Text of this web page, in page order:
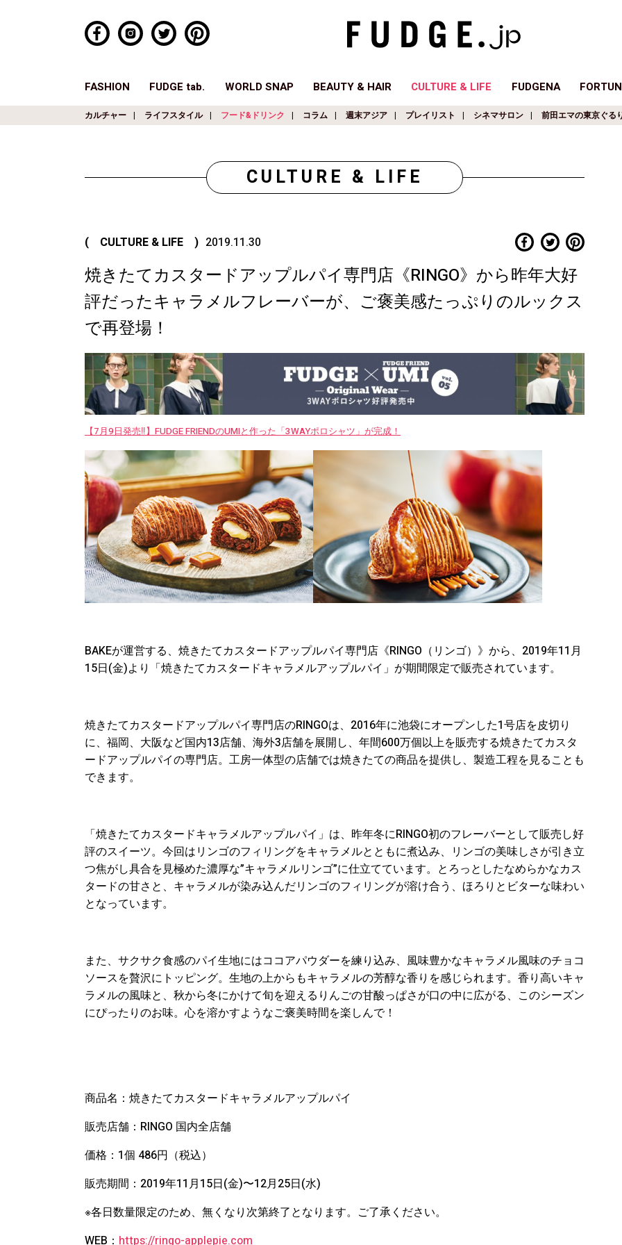
FASHION FUDGE tab. WORLD SNAP BEAUTY & HAIR CULTURE & LIFE FUDGENA
カルチャー ライフスタイル フード&ドリンク コラム 週末アジア プレイリスト シネマサロン 前田エマの東京ぐる
CULTURE & LIFE
( CULTURE & LIFE ) 2019.11.30
焼きたてカスタードアップルパイ専門店《RINGO》から昨年大好
評だったキャラメルフレーバーが、ご褒美感たっぷりのルックス
で再登場！
【7月9日発売‼︎】FUDGE FRIENDのUMIと作った「3WAYポロシャツ」が完成！
BAKEが運営する、焼きたてカスタードアップルパイ専門店《RINGO（リンゴ）》から、2019年11月
15日(金)より「焼きたてカスタードキャラメルアップルパイ」が期間限定で販売されています。
焼きたてカスタードアップルパイ専門店のRINGOは、2016年に池袋にオープンした1号店を皮切り
に、福岡、大阪など国内13店舗、海外3店舗を展開し、年間600万個以上を販売する焼きたてカスタ
ードアップルパイの専門店。工房一体型の店舗では焼きたての商品を提供し、製造工程を見ることも
できます。
「焼きたてカスタードキャラメルアップルパイ」は、昨年冬にRINGO初のフレーバーとして販売し好
評のスイーツ。今回はリンゴのフィリングをキャラメルとともに煮込み、リンゴの美味しさが引き立
つ焦がし具合を見極めた濃厚な”キャラメルリンゴ”に仕立てています。とろっとしたなめらかなカス
タードの甘さと、キャラメルが染み込んだリンゴのフィリングが溶け合う、ほろりとビターな味わい
となっています。
また、サクサク食感のパイ生地にはココアパウダーを練り込み、風味豊かなキャラメル風味のチョコ
ソースを贅沢にトッピング。生地の上からもキャラメルの芳醇な香りを感じられます。香り高いキャ
ラメルの風味と、秋から冬にかけて旬を迎えるりんごの甘酸っぱさが口の中に広がる、このシーズン
にぴったりのお味。心を溶かすようなご褒美時間を楽しんで！
商品名：焼きたてカスタードキャラメルアップルパイ
販売店舗：RINGO 国内全店舗
価格：1個 486円（税込）
販売期間：2019年11月15日(金)〜12月25日(水)
※各日数量限定のため、無くなり次第終了となります。ご了承ください。
WEB： https://ringo-applepie.com